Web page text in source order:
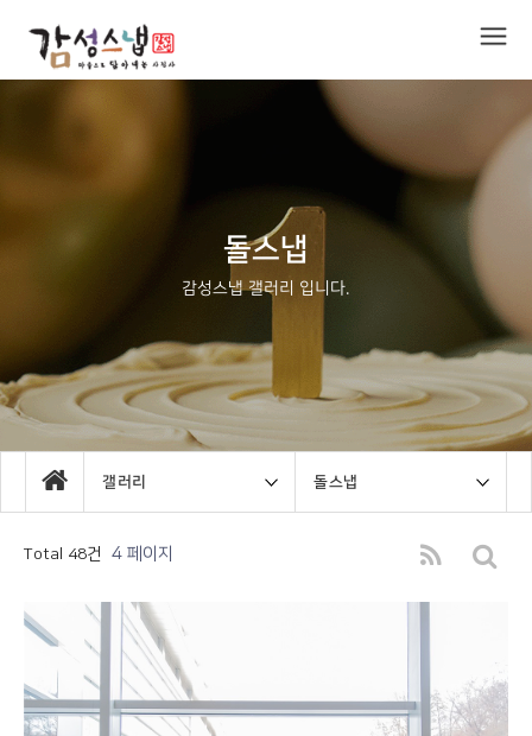
돌스냅
감성스냅 갤러리 입니다.
갤러리 돌스냅
Total 48건 4 페이지